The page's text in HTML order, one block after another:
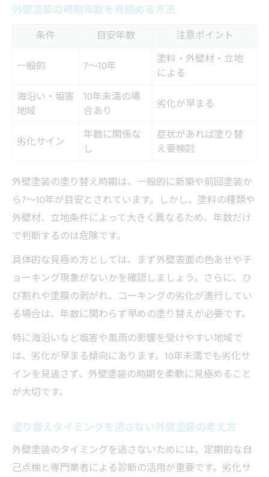
外壁塗装の時期年数を見極める方法
条件 目安年数
注意ポイント
一般的
7～10年
塗料・外壁材・立地
による
海沿い・塩害
地域
10年未満の場
合あり
劣化が早まる
劣化サイン
年数に関係な
し
症状があれば塗り替
え要検討
外壁塗装の塗り替え時期は、一般的に新築や前回塗装か
ら7～10年が目安とされています。しかし、塗料の種類や
外壁材、立地条件によって大きく異なるため、年数だけ
で判断するのは危険です。
具体的な見極め方としては、まず外壁表面の色あせやチ
ョーキング現象がないかを確認しましょう。さらに、ひ
び割れや塗膜の剥がれ、コーキングの劣化が進行してい
る場合は、年数に関わらず早めの塗り替えが必要です。
特に海沿いなど塩害や風雨の影響を受けやすい地域で
は、劣化が早まる傾向にあります。10年未満でも劣化サ
インを見逃さず、外壁塗装の時期を柔軟に見極めること
が大切です。
塗り替えタイミングを逃さない外壁塗装の考え方
外壁塗装のタイミングを逃さないためには、定期的な自
己点検と専門業者による診断の活用が重要です。劣化サ